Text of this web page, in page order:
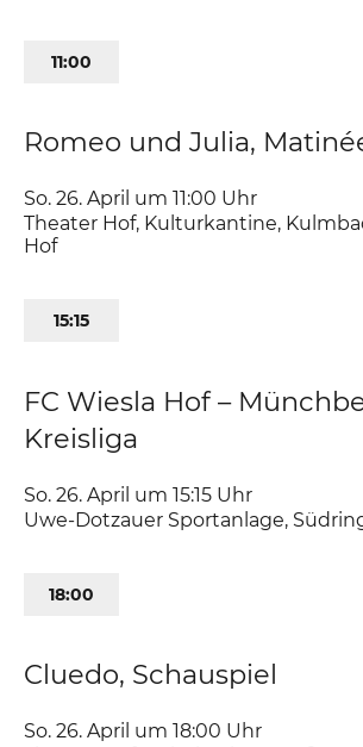
11:00
Romeo und Julia,
So. 26. April um 11:00 Uhr
Theater Hof, Kulturkantine,
Hof
15:15
FC Wiesla Hof –
Kreisliga
So. 26. April um 15:15 Uhr
Uwe-Dotzauer Sportanlage,
18:00
Cluedo, Schauspiel
So. 26. April um 18:00 Uhr